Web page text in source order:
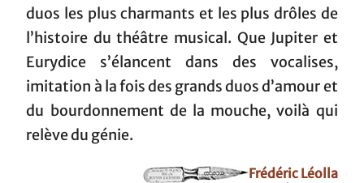
duos les plus charmants et les plus drôles de
l’histoire du théâtre musical. Que Jupiter et
Eurydice s’élancent dans des vocalises,
imitation à la fois des grands duos d’amour et
du bourdonnement de la mouche, voilà qui
relève du génie.
Frédéric Léolla